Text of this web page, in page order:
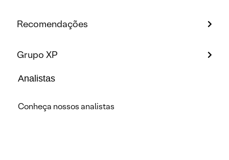
Recomendações
Grupo XP
Analistas
Conheça nossos analistas